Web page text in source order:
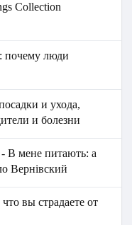
Collection
почему люди
и ухода,
и болезни
В мене питають: а
Вернівский
вы страдаете от